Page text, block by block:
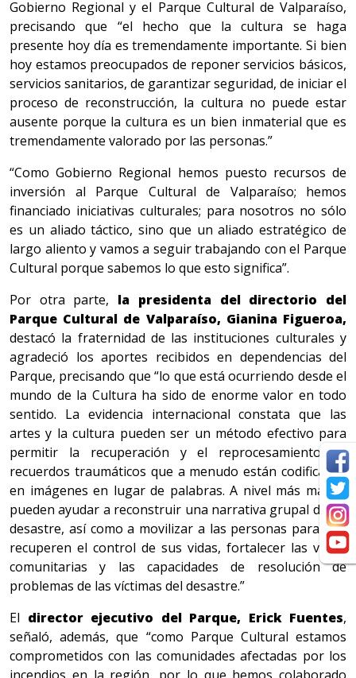
Gobierno Regional y el Parque Cultural de Valparaíso,
precisando que “el hecho que la cultura se haga
presente hoy día es tremendamente importante. Si bien
hoy estamos preocupados de reponer servicios básicos,
servicios sanitarios, de garantizar seguridad, de iniciar el
proceso de reconstrucción, la cultura no puede estar
ausente porque la cultura es un bien inmaterial que es
tremendamente valorado por las personas.”
“Como Gobierno Regional hemos puesto recursos de
inversión al Parque Cultural de Valparaíso; hemos
financiado iniciativas culturales; para nosotros no sólo
es un aliado táctico, sino que un aliado estratégico de
largo aliento y vamos a seguir trabajando con el Parque
Cultural porque sabemos lo que esto significa”.
Por otra parte, la presidenta del directorio del
Parque Cultural de Valparaíso, Gianina Figueroa,
destacó la fraternidad de las instituciones culturales y
agradeció los aportes recibidos en dependencias del
Parque, precisando que “lo que está ocurriendo desde el
mundo de la Cultura ha sido de enorme valor en todo
sentido. La evidencia internacional constata que las
artes y la cultura pueden ser un método efectivo para
permitir la recuperación y el reprocesamiento de
recuerdos traumáticos que a menudo están codificados
en imágenes en lugar de palabras. A nivel más macro,
pueden ayudar a reconstruir una narrativa grupal de un
desastre, así como a movilizar a las personas para que
recuperen el control de sus vidas, fortalecer las voces
comunitarias y las capacidades de resolución de
problemas de las víctimas del desastre.”
El director ejecutivo del Parque, Erick Fuentes,
señaló, además, que “como Parque Cultural estamos
comprometidos con las comunidades afectadas por los